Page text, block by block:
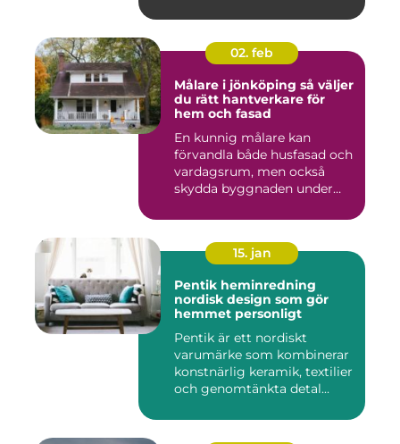
02. feb
Målare i jönköping så väljer
du rätt hantverkare för
hem och fasad
En kunnig målare kan
förvandla både husfasad och
vardagsrum, men också
skydda byggnaden under
15. jan
Pentik heminredning
nordisk design som gör
hemmet personligt
Pentik är ett nordiskt
varumärke som kombinerar
konstnärlig keramik, textilier
och genomtänkta detal...